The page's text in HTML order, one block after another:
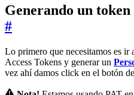
Generando un
#
Lo primero que necesitamos es ir
Access Tokens y generar un
vez ahí damos click en el botón de